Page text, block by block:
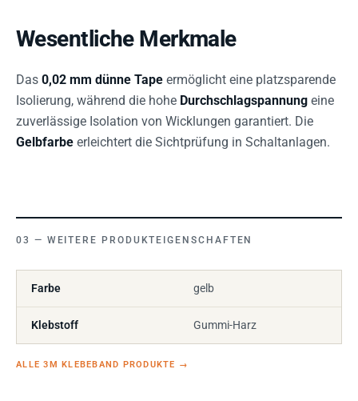
Wesentliche Merkmale
Das 0,02 mm dünne Tape ermöglicht eine platzsparende
Isolierung, während die hohe Durchschlagspannung eine
zuverlässige Isolation von Wicklungen garantiert. Die
Gelbfarbe erleichtert die Sichtprüfung in Schaltanlagen.
WEITERE PRODUKTEIGENSCHAFTEN
Farbe gelb
Klebstoff Gummi-Harz
ALLE 3M KLEBEBAND PRODUKTE →